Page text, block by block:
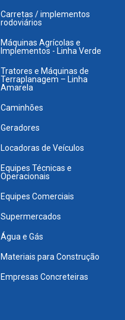
Carretas / implementos
rodoviários
Máquinas Agrícolas e
Implementos - Linha Verde
Tratores e Máquinas de
Terraplanagem – Linha
Amarela
Caminhões
Geradores
Locadoras de Veículos
Equipes Técnicas e
Operacionais
Equipes Comerciais
Supermercados
Água e Gás
Materiais para Construção
Empresas Concreteiras